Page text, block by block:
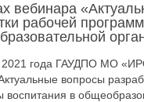
вебинара
рабочей
2021 года ГАУДПО МО
вопросы
воспитания в